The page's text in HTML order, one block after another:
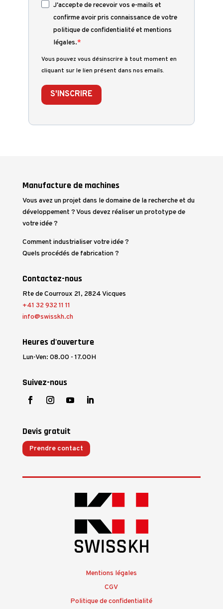
J'accepte de recevoir vos e-mails et
confirme avoir pris connaissance de votre
politique de confidentialité et mentions
légales.
Vous pouvez vous désinscrire à tout moment en
cliquant sur le lien présent dans nos emails.
S'INSCRIRE
Manufacture de machines
Vous avez un projet dans le domaine de la recherche et du
développement ? Vous devez réaliser un prototype de
votre idée ?
Comment industrialiser votre idée ?
Quels procédés de fabrication ?
Contactez-nous
Rte de Courroux 21, 2824 Vicques
+41 32 932 11 11
info@swisskh.ch
Heures d'ouverture
Lun-Ven: 08.00 - 17.00H
Suivez-nous
Devis gratuit
Prendre contact
Mentions légales
CGV
Politique de confidentialité